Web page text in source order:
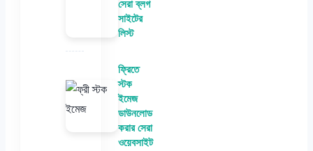
সেরা ব্লগ
সাইটের
লিস্ট
ফ্রিতে
স্টক
ইমেজ
ডাউনলোড
করার সেরা
ওয়েবসাইট